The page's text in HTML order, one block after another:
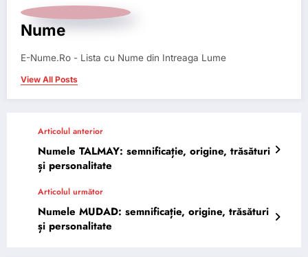
Nume
E-Nume.Ro - Lista cu Nume din Intreaga Lume
View All Posts
Articolul anterior
Numele TALMAY: semnificație, origine, trăsături
și personalitate
Articolul următor
Numele MUDAD: semnificație, origine, trăsături
și personalitate